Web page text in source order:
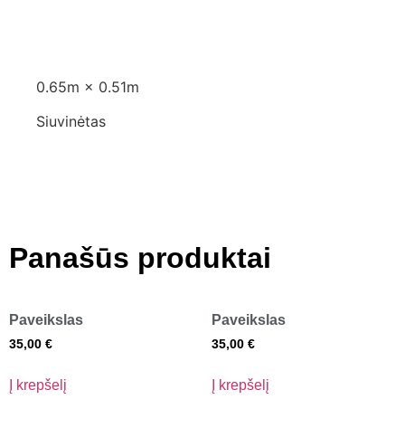
0.65m × 0.51m
Siuvinėtas
Panašūs produktai
Paveikslas
35,00 €
Į krepšelį
Paveikslas
35,00 €
Į krepšelį